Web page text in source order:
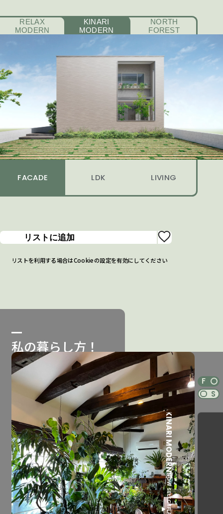
RELAX
MODERN
KINARI
MODERN
NORTH
FOREST
FACADE LDK LIVING
リストに追加
リストを利用する場合はCookieの設定を有効にしてください
私の暮らし方！
F
S
NOW SELECT
FLAGSHIP
KINARI MODERN
NOW SELECT